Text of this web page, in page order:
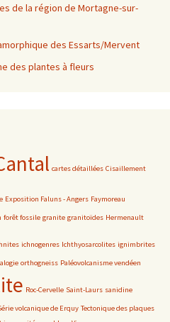
de la région de Mortagne-sur-
des Essarts/Mervent
des plantes à fleurs
cartes détaillées Cisaillement
Exposition Faluns - Angers Faymoreau
forêt fossile granite granitoïdes Hermenault
ichnogenres Ichthyosarcolites ignimbrites
orthogneiss Paléovolcanisme vendéen
Roc-Cervelle Saint-Laurs sanidine
volcanique de Erquy Tectonique des plaques